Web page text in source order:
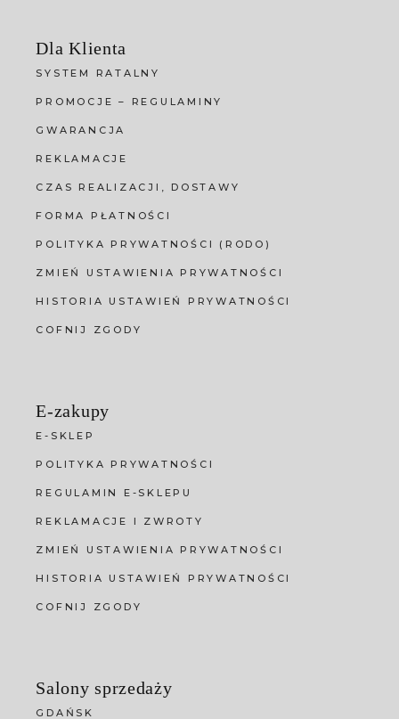
Dla Klienta
SYSTEM RATALNY
PROMOCJE – REGULAMINY
GWARANCJA
REKLAMACJE
CZAS REALIZACJI, DOSTAWY
FORMA PŁATNOŚCI
POLITYKA PRYWATNOŚCI (RODO)
ZMIEŃ USTAWIENIA PRYWATNOŚCI
HISTORIA USTAWIEŃ PRYWATNOŚCI
COFNIJ ZGODY
E-zakupy
E-SKLEP
POLITYKA PRYWATNOŚCI
REGULAMIN E-SKLEPU
REKLAMACJE I ZWROTY
ZMIEŃ USTAWIENIA PRYWATNOŚCI
HISTORIA USTAWIEŃ PRYWATNOŚCI
COFNIJ ZGODY
Salony sprzedaży
GDAŃSK